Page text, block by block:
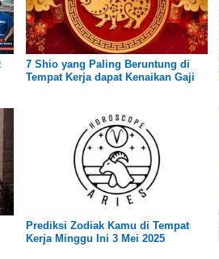
7 Shio yang Paling Beruntung di
Tempat Kerja dapat Kenaikan Gaji
Prediksi Zodiak Kamu di Tempat
Kerja Minggu Ini 3 Mei 2025